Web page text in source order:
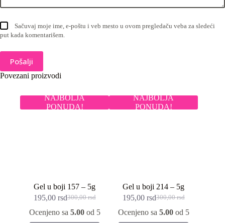
Sačuvaj moje ime, e-poštu i veb mesto u ovom pregledaču veba za sledeći
put kada komentarišem.
Pošalji
Povezani proizvodi
NAJBOLJA
PONUDA!
Gel u boji 157 – 5g
300,00rsd
Originalna
cena
195,00 rsdTrenutna
cena
Ocenjeno sa 5.00od 5
NAJBOLJA
PONUDA!
Gel u boji 214 – 5g
300,00rsd
Originalna
cena
195,00 rsdTrenutna
cena
Ocenjeno sa 5.00od 5